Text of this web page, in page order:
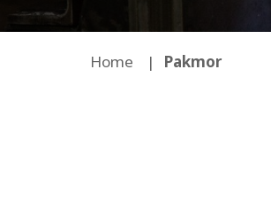
Home Pakmor